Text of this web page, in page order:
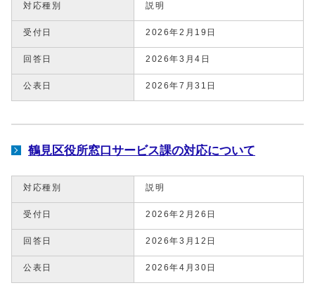
対応種別 説明
受付日 2026年2月19日
回答日 2026年3月4日
公表日 2026年7月31日
鶴見区役所窓口サービス課の対応について
対応種別 説明
受付日 2026年2月26日
回答日 2026年3月12日
公表日 2026年4月30日